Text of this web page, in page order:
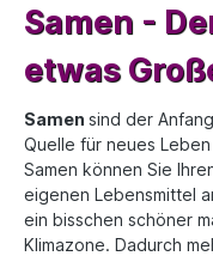
Samen -
etwas
Samen sind der
Quelle für neues
Samen können Sie
eigenen Lebensmittel
ein bisschen schöner
Klimazone. Dadurch